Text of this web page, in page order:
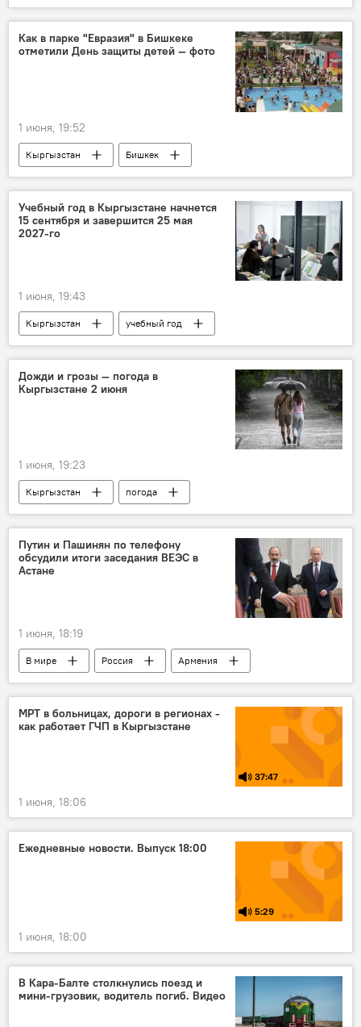
Как в парке "Евразия" в Бишкеке
отметили День защиты детей — фото
1 июня, 19:52
Кыргызстан
Бишкек
Международный день защиты детей
праздник
парк
Учебный год в Кыргызстане начнется
15 сентября и завершится 25 мая
2027-го
1 июня, 19:43
Кыргызстан
учебный год
Министерство просвещения КР
Дожди и грозы — погода в
Кыргызстане 2 июня
1 июня, 19:23
Кыргызстан
погода
погода в Кыргызстане
дождь
Путин и Пашинян по телефону
обсудили итоги заседания ВЕЭС в
Астане
1 июня, 18:19
В мире Россия
Армения
Астана
заседание
ЕАЭС
переговоры
Владимир Путин
МРТ в больницах, дороги в регионах -
как работает ГЧП в Кыргызстане
37:47
1 июня, 18:06
Ежедневные новости. Выпуск 18:00
5:29
1 июня, 18:00
В Кара-Балте столкнулись поезд и
мини-грузовик, водитель погиб. Видео